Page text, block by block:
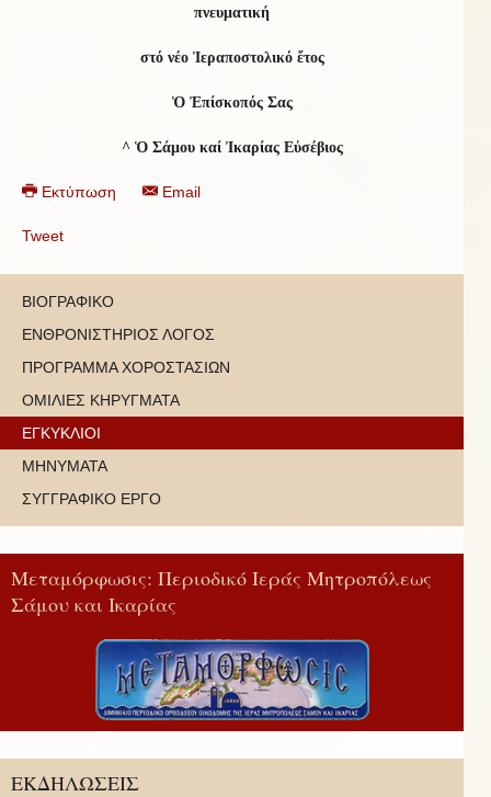
πνευματική
στό νέο Ἱεραποστολικό ἔτος
Ὁ Ἐπίσκοπός Σας
^Ὁ Σάμου καί Ἰκαρίας Εὐσέβιος
Εκτύπωση Email
Tweet
ΒΙΟΓΡΑΦΙΚΟ
ΕΝΘΡΟΝΙΣΤΗΡΙΟΣ ΛΟΓΟΣ
ΠΡΟΓΡΑΜΜΑ ΧΟΡΟΣΤΑΣΙΩΝ
ΟΜΙΛΙΕΣ ΚΗΡΥΓΜΑΤΑ
ΕΓΚΥΚΛΙΟΙ
ΜΗΝΥΜΑΤΑ
ΣΥΓΓΡΑΦΙΚΟ ΕΡΓΟ
Μεταμόρφωσις: Περιοδικό Ιεράς Μητροπόλεως
Σάμου και Ικαρίας
ΕΚΔΗΛΩΣΕΙΣ